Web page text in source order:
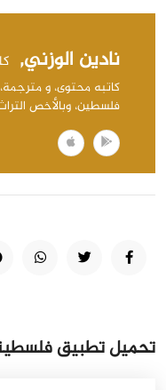
نادين الوزني,
كاتبه محتوى، و
فلسطين، وبالأخص
تحميل تطبيق